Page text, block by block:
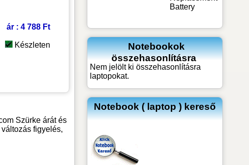
ár : 4 788 Ft
Készleten
Szürke árát és
figyelés,
Notebookok
összehasonlításra
Nem jelölt ki összehasonlításra
laptopokat.
Notebook ( laptop ) kereső